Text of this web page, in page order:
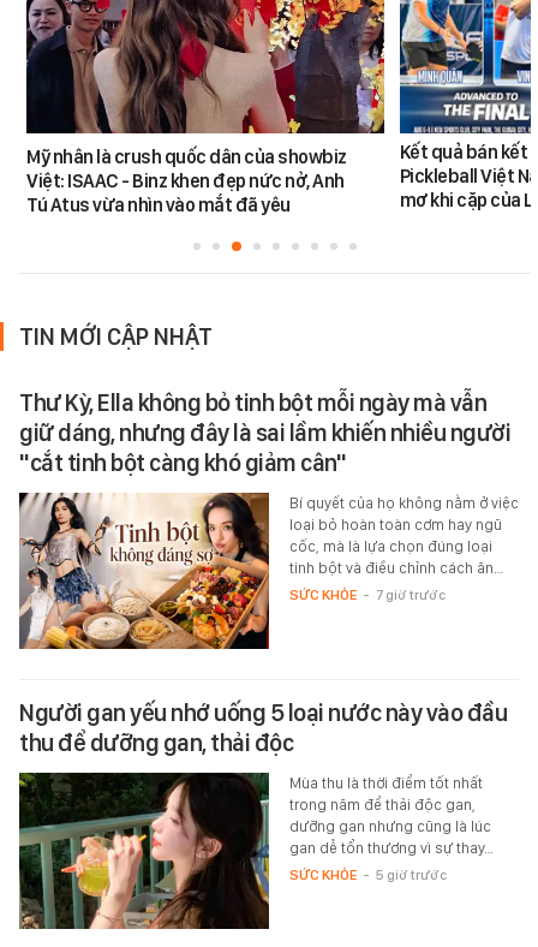
Mỹ nhân là crush quốc dân của showbiz
Việt: ISAAC - Binz khen đẹp nức nở, Anh
Tú Atus vừa nhìn vào mắt đã yêu
Kết quả bán kết
Pickleball Việt
mơ khi cặp của
TIN MỚI CẬP NHẬT
Thư Kỳ, Ella không bỏ tinh bột mỗi ngày mà vẫn
giữ dáng, nhưng đây là sai lầm khiến nhiều người
"cắt tinh bột càng khó giảm cân"
Bí quyết của họ không nằm ở việc
loại bỏ hoàn toàn cơm hay ngũ
cốc, mà là lựa chọn đúng loại
tinh bột và điều chỉnh cách ăn…
SỨC KHỎE - 7 giờ trước
Người gan yếu nhớ uống 5 loại nước này vào đầu
thu để dưỡng gan, thải độc
Mùa thu là thời điểm tốt nhất
trong năm để thải độc gan,
dưỡng gan nhưng cũng là lúc
gan dễ tổn thương vì sự thay…
SỨC KHỎE - 5 giờ trước